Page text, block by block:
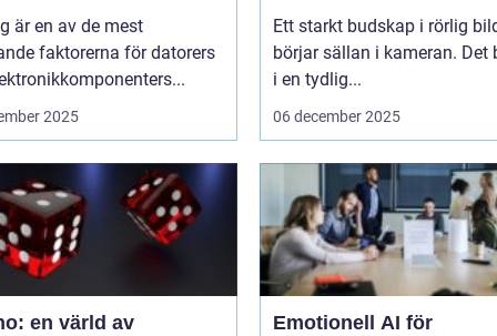
är en av de mest
faktorerna för datorers
2025
Ett starkt budskap i rörlig
börjar sällan i kameran. Det
i en tydlig...
06 december 2025
en värld av
Emotionell AI för